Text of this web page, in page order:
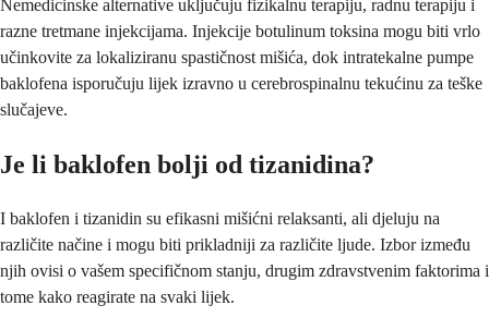
Nemedicinske alternative uključuju fizikalnu terapiju, radnu terapiju i
razne tretmane injekcijama. Injekcije botulinum toksina mogu biti vrlo
učinkovite za lokaliziranu spastičnost mišića, dok intratekalne pumpe
baklofena isporučuju lijek izravno u cerebrospinalnu tekućinu za teške
slučajeve.
Je li baklofen bolji od tizanidina?
I baklofen i tizanidin su efikasni mišićni relaksanti, ali djeluju na
različite načine i mogu biti prikladniji za različite ljude. Izbor između
njih ovisi o vašem specifičnom stanju, drugim zdravstvenim faktorima i
tome kako reagirate na svaki lijek.